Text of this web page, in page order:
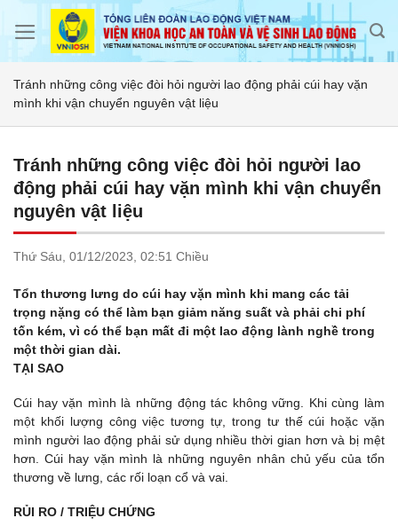
Tránh những công việc đòi hỏi người lao động phải cúi hay vặn
mình khi vận chuyển nguyên vật liệu
Tránh những công việc đòi hỏi người lao
động phải cúi hay vặn mình khi vận chuyển
nguyên vật liệu
Thứ Sáu, 01/12/2023, 02:51 Chiều
Tổn thương lưng do cúi hay vặn mình khi mang các tải
trọng nặng có thể làm bạn giảm năng suất và phải chi phí
tốn kém, vì có thể bạn mất đi một lao động lành nghề trong
một thời gian dài.
TẠI SAO
Cúi hay vặn mình là những động tác không vững. Khi cùng làm
một khối lượng công việc tương tự, trong tư thế cúi hoặc vặn
mình người lao động phải sử dụng nhiều thời gian hơn và bị mệt
hơn. Cúi hay vặn mình là những nguyên nhân chủ yếu của tổn
thương về lưng, các rối loạn cổ và vai.
RỦI RO / TRIỆU CHỨNG